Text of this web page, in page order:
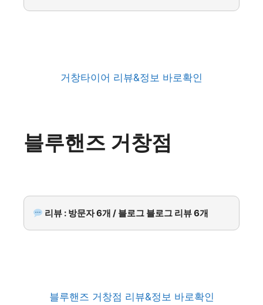
거창타이어 리뷰&정보 바로확인
블루핸즈 거창점
리뷰 : 방문자 6개 / 블로그 블로그 리뷰 6개
블루핸즈 거창점 리뷰&정보 바로확인